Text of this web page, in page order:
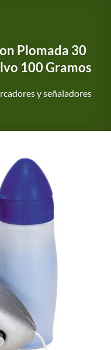
Plomada 30
100 Gramos
y señaladores